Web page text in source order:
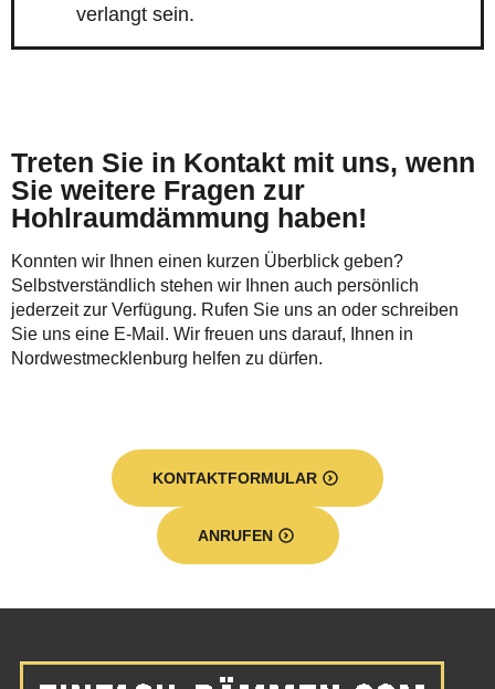
verlangt sein.
Treten Sie in Kontakt mit uns, wenn
Sie weitere Fragen zur
Hohlraumdämmung haben!
Konnten wir Ihnen einen kurzen Überblick geben?
Selbstverständlich stehen wir Ihnen auch persönlich
jederzeit zur Verfügung. Rufen Sie uns an oder schreiben
Sie uns eine E-Mail. Wir freuen uns darauf, Ihnen in
Nordwestmecklenburg helfen zu dürfen.
KONTAKTFORMULAR
ANRUFEN